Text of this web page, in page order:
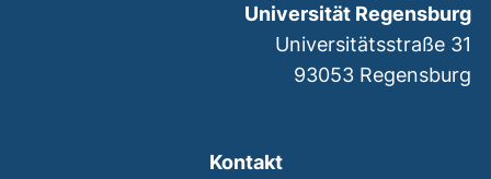
Kontakt
Universität Regensburg
Universitätsstraße 31
93053 Regensburg